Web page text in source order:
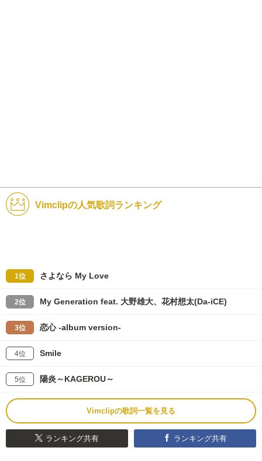
Vimclipの人気歌詞ランキング
1位 さよなら My Love
2位 My Generation feat. 大野雄大、花村想太(Da-iCE)
3位 恋心 -album version-
4位 Smile
5位 陽炎～KAGEROU～
Vimclipの歌詞一覧を見る
ランキング共有 ランキング共有